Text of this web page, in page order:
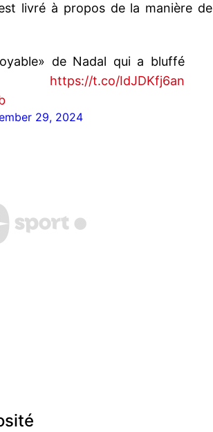
livré à propos de la manière de
de Nadal qui a bluffé
! https://t.co/IdJDKfj6an
29, 2024